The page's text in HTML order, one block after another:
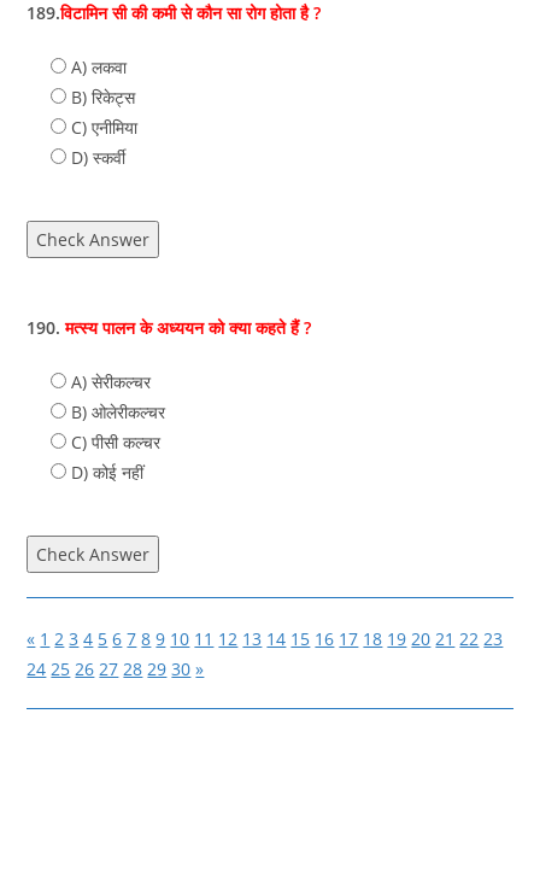
189.विटामिन सी की कमी से कौन सा रोग होता है ?
A) लकवा
B) रिकेट्स
C) एनीमिया
D) स्कर्वी
Check Answer
190. मत्स्य पालन के अध्ययन को क्या कहते हैं ?
A) सेरीकल्‍चर
B) ओलेरीकल्‍चर
C) पीसी कल्चर
D) कोई नहीं
Check Answer
« 1 2 3 4 5 6 7 8 9 10 11 12 13 14 15 16 17 18 19 20 21 22 23
24 25 26 27 28 29 30 »